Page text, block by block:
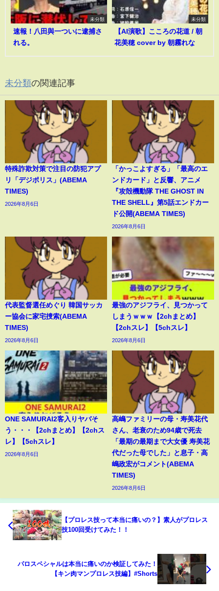
未分類
速報！八田與一ついに逮捕さ
れる。
未分類
【AI演歌】こころの花道 / 朝
花美穂 cover by 朝霧れな
未分類の関連記事
特殊詐欺対策で注目の防犯アプ
リ「デジポリス」(ABEMA
TIMES)
2026年8月6日
「かっこよすぎる」「最高のエ
ンドカード」と反響、アニメ
『攻殻機動隊 THE GHOST IN
THE SHELL』第5話エンドカー
ド公開(ABEMA TIMES)
2026年8月6日
代表監督選任めぐり 韓国サッカ
ー協会に家宅捜索(ABEMA
TIMES)
2026年8月6日
最強のアジフライ、見つかって
しまうｗｗｗ【2chまとめ】
【2chスレ】【5chスレ】
2026年8月6日
ONE SAMURAI2客入りヤバそ
う・・・【2chまとめ】【2chス
レ】【5chスレ】
2026年8月6日
高嶋ファミリーの母・寿美花代
さん、老衰のため94歳で死去
「最期の最期まで大女優 寿美花
代だった母でした」と息子・高
嶋政宏がコメント(ABEMA
TIMES)
2026年8月6日
【プロレス技って本当に痛いの？】素人がプロレス
技100回受けてみた！！
パロスペシャルは本当に痛いのか検証してみた！
【キン肉マンプロレス技編】#Shorts